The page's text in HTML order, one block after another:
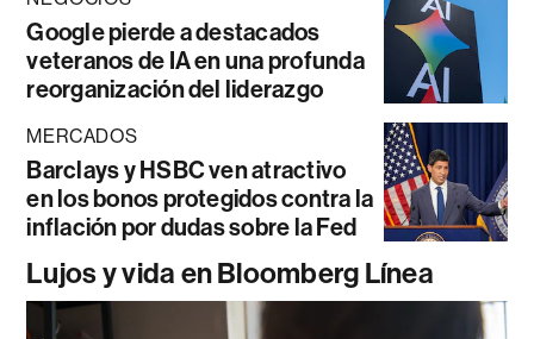
Google pierde a destacados
veteranos de IA en una profunda
reorganización del liderazgo
MERCADOS
Barclays y HSBC ven atractivo
en los bonos protegidos contra la
inflación por dudas sobre la Fed
Lujos y vida en Bloomberg Línea